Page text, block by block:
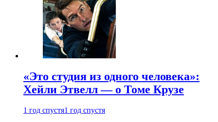
«Это студия из одного человека»:
Хейли Этвелл — о Томе Крузе
1 год спустя1 год спустя